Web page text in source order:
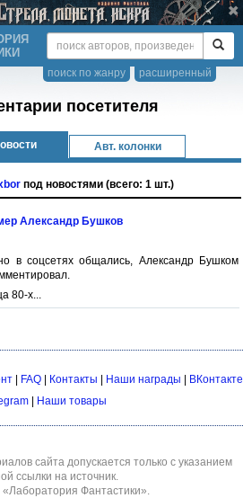
расширенный
поиск по жанру
посетителя
Авт. колонки
под новостями (всего: 1 шт.)
Александр Бушков
в соцсетях общались, Александр Бушком
80-х...
| FAQ| Контакты | Наши награды | ВКонтакте
| Наши товары
сайта допускается только с указанием
ссылки на источник.
«Лаборатория Фантастики».